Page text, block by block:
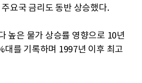
요국 금리도 동반 상승했다.
높은 물가 상승률 영향으로 10년
대를 기록하며 1997년 이후 최고